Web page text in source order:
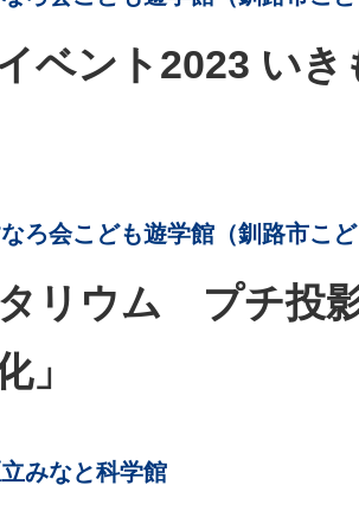
ベント2023 い
ろ会こども遊学館（釧路市こ
リウム プチ投
」
みなと科学館